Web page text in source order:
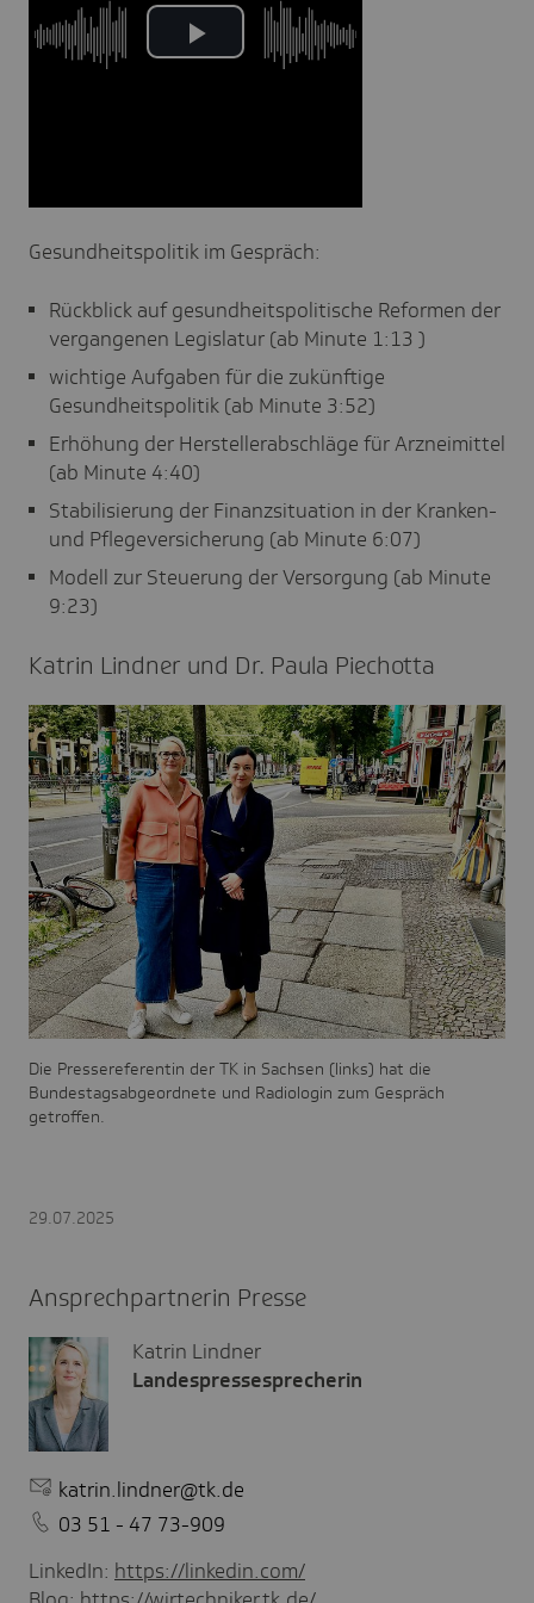
Gesundheitspolitik im Gespräch:
Rückblick auf gesundheitspolitische Reformen der
vergangenen Legislatur (ab Minute 1:13 )
wichtige Aufgaben für die zukünftige
Gesundheitspolitik (ab Minute 3:52)
Erhöhung der Herstellerabschläge für Arzneimittel
(ab Minute 4:40)
Stabilisierung der Finanzsituation in der Kranken-
und Pflegeversicherung (ab Minute 6:07)
Modell zur Steuerung der Versorgung (ab Minute
9:23)
Katrin Lindner und Dr. Paula Piechotta
Die Pressereferentin der TK in Sachsen (links) hat die
Bundestagsabgeordnete und Radiologin zum Gespräch
getroffen.
29.07.2025
Ansprechpartnerin Presse
Katrin Lindner
Landespressesprecherin
katrin.lindner@tk.de
03 51 - 47 73-909
LinkedIn: https://linkedin.com/